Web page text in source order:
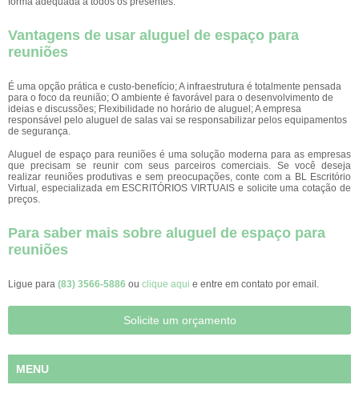
Vantagens de usar aluguel de espaço para
reuniões
É uma opção prática e custo-benefício; A infraestrutura é totalmente pensada
para o foco da reunião; O ambiente é favorável para o desenvolvimento de
ideias e discussões; Flexibilidade no horário de aluguel; A empresa
responsável pelo aluguel de salas vai se responsabilizar pelos equipamentos
de segurança.
Aluguel de espaço para reuniões é uma solução moderna para as empresas
que precisam se reunir com seus parceiros comerciais. Se você deseja
realizar reuniões produtivas e sem preocupações, conte com a BL Escritório
Virtual, especializada em ESCRITÓRIOS VIRTUAIS e solicite uma cotação de
preços.
Para saber mais sobre aluguel de espaço para
reuniões
Ligue para (83) 3566-5886 ou clique aqui e entre em contato por email.
Solicite um orçamento
MENU